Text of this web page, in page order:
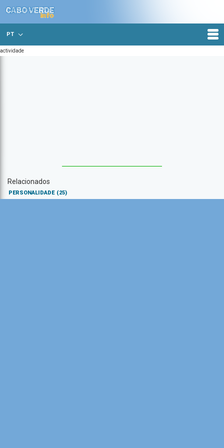
PT
actividade
Relacionados
PERSONALIDADE (25)